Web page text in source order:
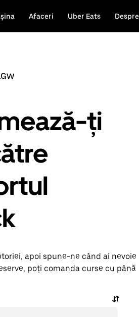
Afaceri Uber Eats Despre
ți
apoi spune-ne când ai nevoie
poți comanda curse cu până